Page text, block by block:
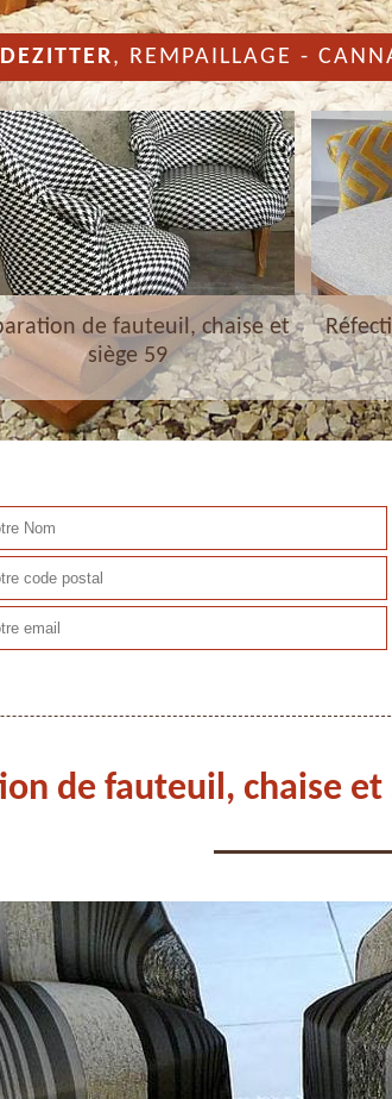
, REMPAILLAGE -
de fauteuil, chaise et
siège 59
de fauteuil, chaise et